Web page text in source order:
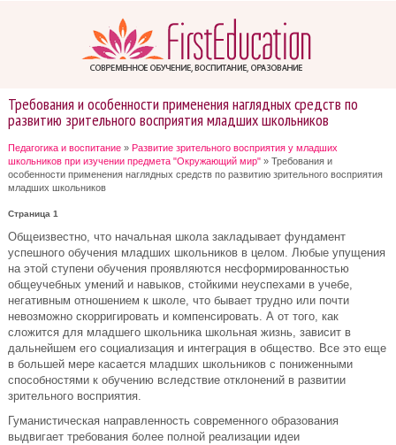
Требования и особенности применения наглядных средств по
развитию зрительного восприятия младших школьников
Педагогика и воспитание » Развитие зрительного восприятия у младших
школьников при изучении предмета "Окружающий мир" » Требования и
особенности применения наглядных средств по развитию зрительного восприятия
младших школьников
Страница 1
Общеизвестно, что начальная школа закладывает фундамент
успешного обучения младших школьников в целом. Любые упущения
на этой ступени обучения проявляются несформированностью
общеучебных умений и навыков, стойкими неуспехами в учебе,
негативным отношением к школе, что бывает трудно или почти
невозможно скорригировать и компенсировать. А от того, как
сложится для младшего школьника школьная жизнь, зависит в
дальнейшем его социализация и интеграция в общество. Все это еще
в большей мере касается младших школьников с пониженными
способностями к обучению вследствие отклонений в развитии
зрительного восприятия.
Гуманистическая направленность современного образования
выдвигает требования более полной реализации идеи